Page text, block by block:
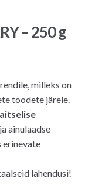
– 250 g
milleks on
toodete järele.
ainulaadse
erinevate
lahendusi!